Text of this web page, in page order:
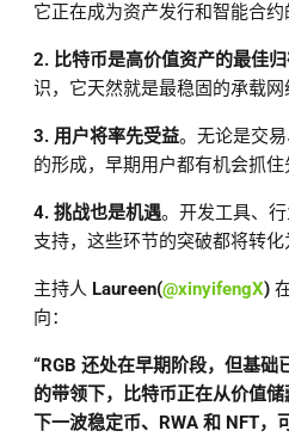
它正在成为资产发行和智能合约
2. 比特币是高价值资产的最佳
识，它天然就是最稳固的承载网
3. 用户将率先受益。无论是交
的形成，早期用户都有机会抓住
4. 挑战也是机遇。开发工具、
支持，这些环节的突破都将转化
主持人 Laureen(@xinyifengX)
向：
“RGB 还处在早期阶段，但基
的带领下，比特币正在从价值储
下一波稳定币、RWA 和 NFT，